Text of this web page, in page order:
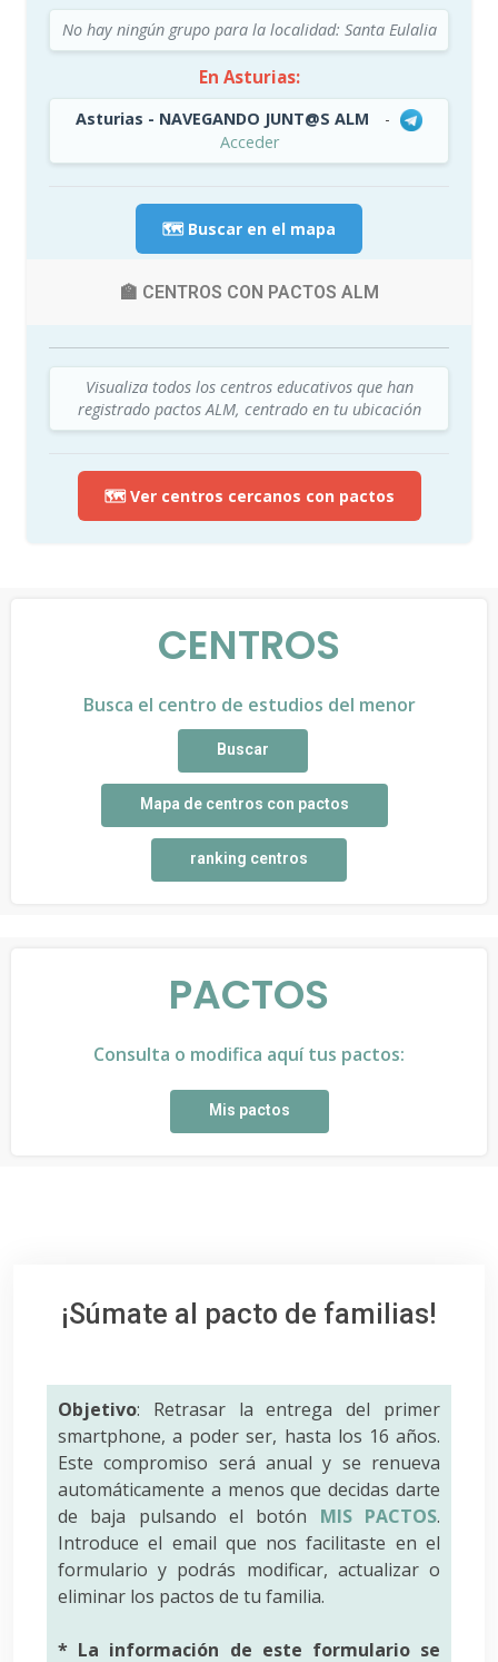
No hay ningún grupo para la localidad: Santa Eulalia
En Asturias:
Asturias - NAVEGANDO JUNT@S ALM
-
Acceder
🗺️ Buscar en el mapa
🏫 CENTROS CON PACTOS ALM
Visualiza todos los centros educativos que han
registrado pactos ALM, centrado en tu ubicación
🗺️ Ver centros cercanos con pactos
CENTROS
Busca el centro de estudios del menor
Buscar
Mapa de centros con pactos
ranking centros
PACTOS
Consulta o modifica aquí tus pactos:
Mis pactos
¡Súmate al pacto de familias!
Objetivo: Retrasar la entrega del primer
smartphone, a poder ser, hasta los 16 años.
Este compromiso será anual y se renueva
automáticamente a menos que decidas darte
de baja pulsando el botón MIS PACTOS.
Introduce el email que nos facilitaste en el
formulario y podrás modificar, actualizar o
eliminar los pactos de tu familia.
* La información de este formulario se